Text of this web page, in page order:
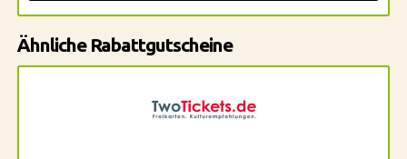
Ähnliche Rabattgutscheine